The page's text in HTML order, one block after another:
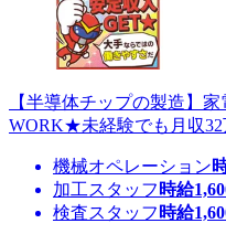
【半導体チップの製造】
WORK★未経験でも月収32
機械オペレーション
加工スタッフ 時給
検査スタッフ 時給